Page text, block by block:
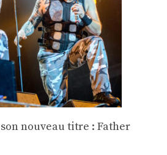
nouveau titre : Father